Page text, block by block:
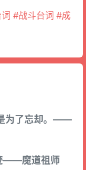
#战斗台词 #成
为了忘却。——
——魔道祖师